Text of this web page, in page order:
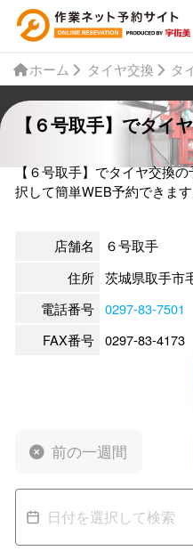
ホーム タイヤ交換 タ
【６号取手】でタイ
【６号取手】でタイヤ交換
択して簡単WEB予約できます
店舗名
６号取手
住所 茨城県取手市
電話番号 0297-83-7501
FAX番号 0297-83-4173
前の一週間